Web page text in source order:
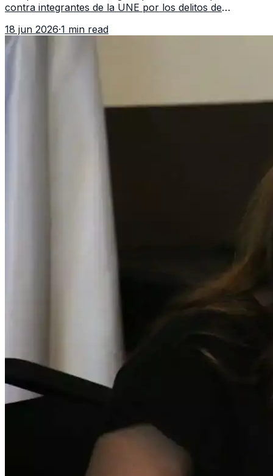
contra integrantes de la UNE por los delitos de
18 jun 2026·1 min read